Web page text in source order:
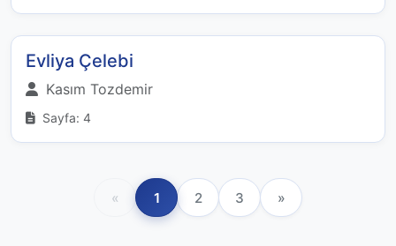
Evliya Çelebi
Kasım Tozdemir
Sayfa: 4
« 1 2 3 »